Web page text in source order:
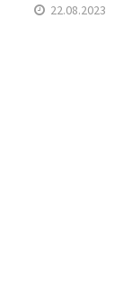
22.08.2023